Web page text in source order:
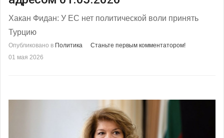
Хакан Фидан: У ЕС нет политической воли принять
Турцию
Опубликовано в Политика
Станьте первым комментатором!
01 мая 2026